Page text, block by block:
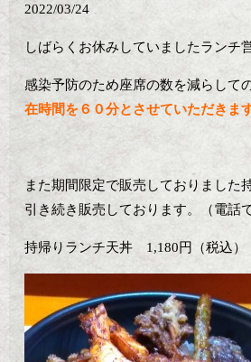
2022/03/24
しばらくお休みしていましたランチ
感染予防のため座席の数を減らして
在時間を６０分とさせていただきます
また期間限定で販売しておりました
引き続き販売しております。（電話
持帰りランチ天丼 1,180円（税込）